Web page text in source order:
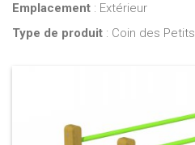
Emplacement : Extérieur
Type de produit : Coin des Petits